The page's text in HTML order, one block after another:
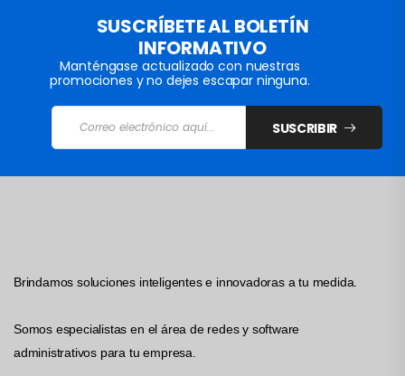
SUSCRÍBETE AL BOLETÍN
INFORMATIVO
Manténgase actualizado con nuestras
promociones y no dejes escapar ninguna.
SUSCRIBIR
Brindamos soluciones inteligentes e innovadoras a tu medida.
Somos especialistas en el área de redes y software
administrativos para tu empresa.